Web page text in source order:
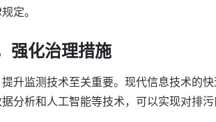
定。
强化治理措施
升监测技术至关重要。现代信息技术的
分析和人工智能等技术，可以实现对排污